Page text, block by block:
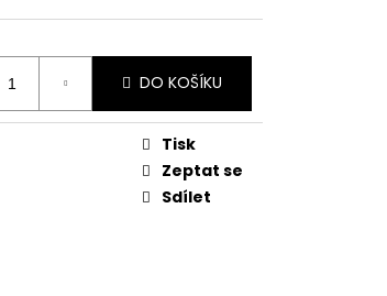
DO KOŠÍKU
Tisk
Zeptat se
Sdílet